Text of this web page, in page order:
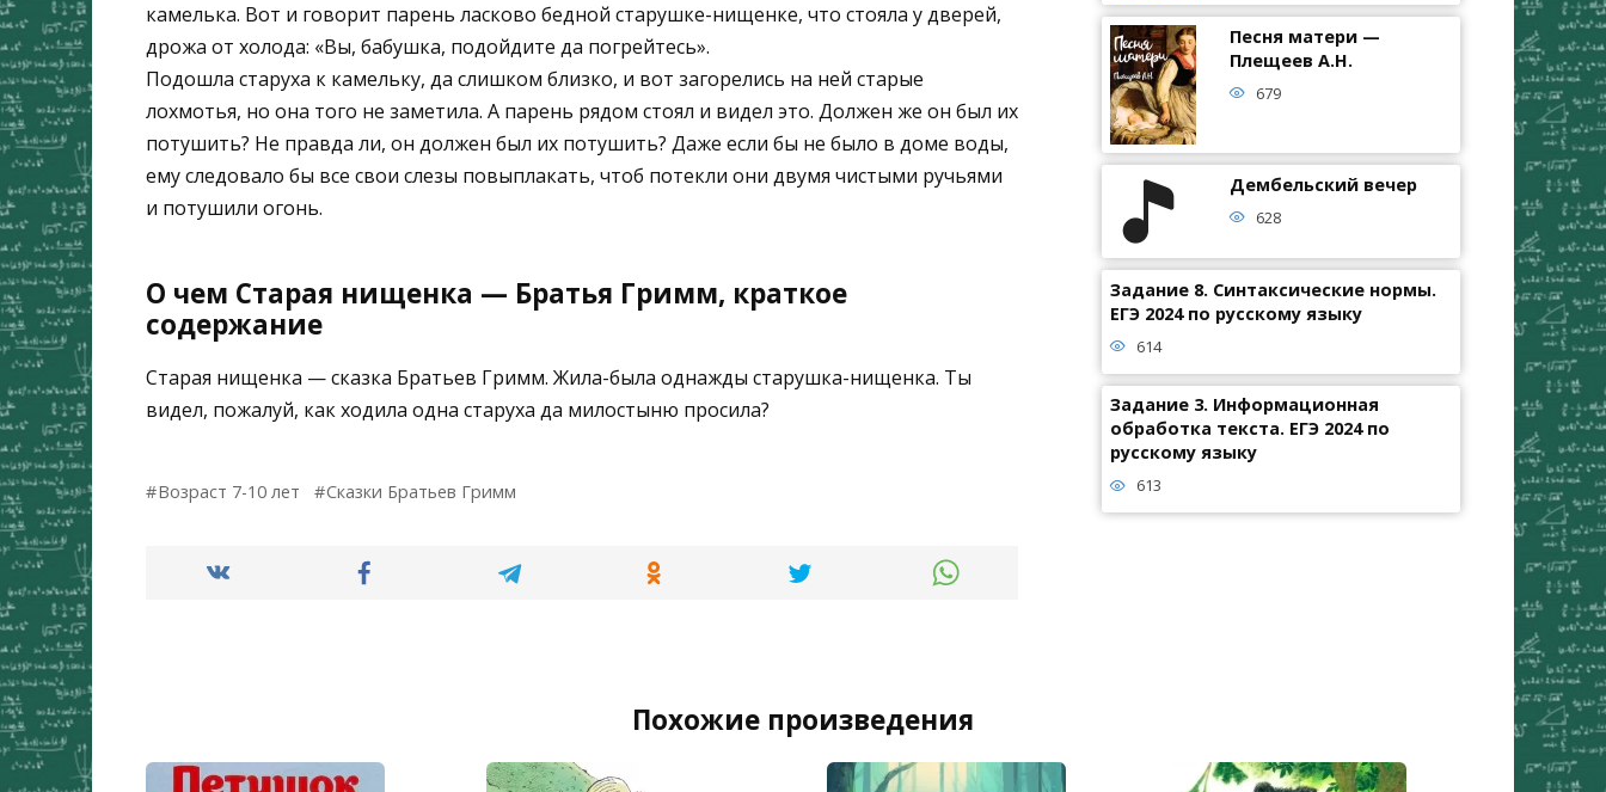
камелька. Вот и говорит парень ласково бедной старушке-нищенке, что стояла у дверей,
дрожа от холода: «Вы, бабушка, подойдите да погрейтесь».
Подошла старуха к камельку, да слишком близко, и вот загорелись на ней старые
лохмотья, но она того не заметила. А парень рядом стоял и видел это. Должен же он был их
потушить? Не правда ли, он должен был их потушить? Даже если бы не было в доме воды,
ему следовало бы все свои слезы повыплакать, чтоб потекли они двумя чистыми ручьями
и потушили огонь.
О чем Старая нищенка — Братья Гримм, краткое
содержание
Старая нищенка — сказка Братьев Гримм. Жила-была однажды старушка-нищенка. Ты
видел, пожалуй, как ходила одна старуха да милостыню просила?
Возраст 7-10 лет Сказки Братьев Гримм
Песня матери —
Плещеев А.Н.
679
Дембельский вечер
628
Задание 8. Синтаксические нормы.
ЕГЭ 2024 по русскому языку
614
Задание 3. Информационная
обработка текста. ЕГЭ 2024 по
русскому языку
613
Похожие произведения